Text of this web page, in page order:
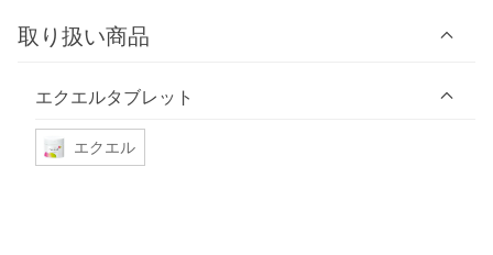
取り扱い商品
エクエルタブレット
エクエル